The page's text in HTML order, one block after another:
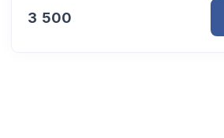
3 500